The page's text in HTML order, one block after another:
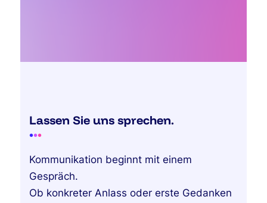
Lassen Sie uns sprechen.
•••
Kommunikation beginnt mit einem
Gespräch.
Ob konkreter Anlass oder erste Gedanken